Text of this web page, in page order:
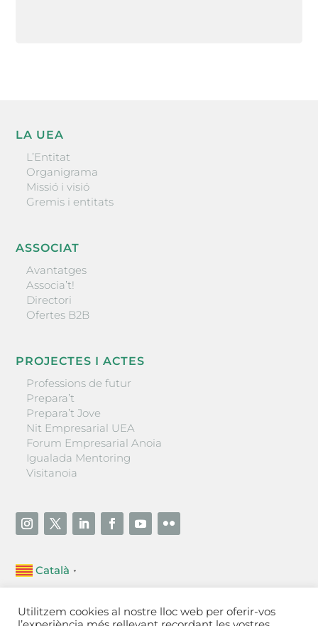
LA UEA
L’Entitat
Organigrama
Missió i visió
Gremis i entitats
ASSOCIAT
Avantatges
Associa’t!
Directori
Ofertes B2B
PROJECTES I ACTES
Professions de futur
Prepara’t
Prepara’t Jove
Nit Empresarial UEA
Forum Empresarial Anoia
Igualada Mentoring
Visitanoia
Català ▼
Unió Empresarial de l’Anoia (UEA)
Ctra. de Manresa, 131, 08700 – Igualada (Barcelona)
Utilitzem cookies al nostre lloc web per oferir-vos